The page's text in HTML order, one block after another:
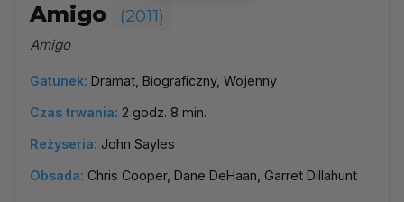
Amigo (2011)
Amigo
Gatunek: Dramat, Biograficzny, Wojenny
Czas trwania: 2 godz. 8 min.
Reżyseria: John Sayles
Obsada: Chris Cooper, Dane DeHaan, Garret Dillahunt